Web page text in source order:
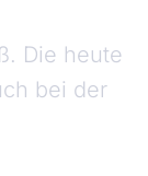
Die heute
bei der